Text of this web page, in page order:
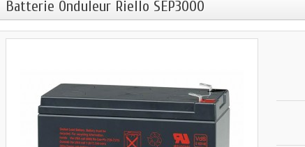
Batterie Onduleur Riello SEP3000